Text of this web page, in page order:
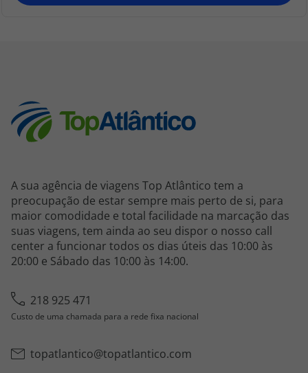
A sua agência de viagens Top Atlântico tem a
preocupação de estar sempre mais perto de si, para
maior comodidade e total facilidade na marcação das
suas viagens, tem ainda ao seu dispor o nosso call
center a funcionar todos os dias úteis das 10:00 às
20:00 e Sábado das 10:00 às 14:00.
218 925 471
Custo de uma chamada para a rede fixa nacional
topatlantico@topatlantico.com